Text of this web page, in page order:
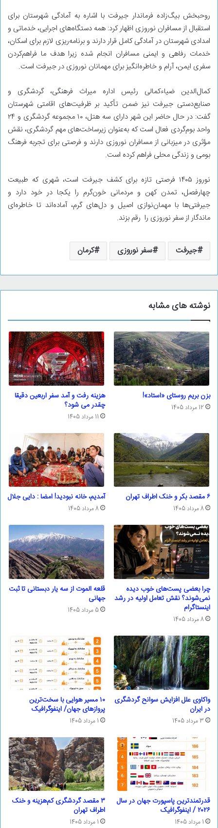
روحبخش بیگ‌زاده فرماندار جیرفت با اشاره به آمادگی شهرستان برای
استقبال از مسافران نوروزی اظهار کرد: همه دستگاه‌های اجرایی، خدماتی و
امدادی شهرستان در آمادگی کامل قرار دارند و برنامه‌ریزی لازم برای اسکان،
خدمات رفاهی و ایمنی مسافران انجام شده زیرا هدف ما فراهم‌کردن
سفری ایمن، آرام و خاطره‌انگیز برای مهمانان نوروزی در جیرفت است.
کمال‌الدین ضیاءکمالی رئیس اداره میراث فرهنگی، گردشگری و
صنایع‌دستی جیرفت نیز ضمن تأکید بر ظرفیت‌های اقامتی شهرستان
گفت: در حال حاضر این شهر دارای سه هتل، ۱۰ مجموعه گردشگری و ۲۴
واحد بوم‌گردی فعال است که به‌عنوان زیرساخت‌های مهم گردشگری، نقش
مؤثری در میزبانی از مسافران نوروزی دارند و فرصتی برای تجربه فرهنگ
بومی و زندگی محلی فراهم کرده است.
نوروز ۱۴۰۵ فرصتی تازه برای کشف جیرفت است، شهری که طبیعت
چهارفصل، تمدن کهن و مردمانی خون‌گرم را یکجا در خود دارد و
جیرفتی‌ها با مهمان‌نوازی اصیل و دل‌های گرم، آماده‌اند تا خاطره‌ای
ماندگار از سفر نوروزی را رقم بزند.
جیرفت سفر نوروزی کرمان
نوشته های مشابه
بزن بریم روستای «استاد»!
12 مرداد 1405
هزینه رفت و آمد سفر اربعین دقیقا
چقدر می شود؟
11 مرداد 1405
۶ مقصد بکر و خنک اطراف تهران
8 مرداد 1405
آمدیم، خانه نبودید! امضا : دایی جلال
8 مرداد 1405
چرا بعضی پست‌های خوب دیده
نمی‌شوند؟ نقش تعامل اولیه در رشد
اینستاگرام
8 مرداد 1405
قلعه الموت از سه یار دبستانی تا ثبت
جهانی
5 مرداد 1405
واکاوی علل افزایش سوانح گردشگری
در ایران
3 مرداد 1405
۱۰ مسیر هوایی با سخت‌ترین
پروازهای جهان/ اینفوگرافیک
1 مرداد 1405
قدرتمندترین پاسپورت‌ جهان در سال
۲۰۲۶ / اینفوگرافیک
1 مرداد 1405
۳ مقصد گردشگری کم‌هزینه و خنک
اطراف تهران
1 مرداد 1405